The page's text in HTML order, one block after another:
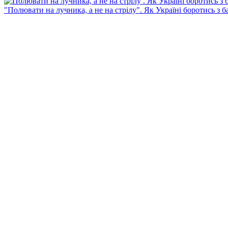
"Полювати на лучника, а не на стрілу". Як Україні боротись з